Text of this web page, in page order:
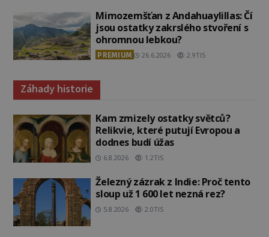
Mimozemšťan z Andahuaylillas: Čí
jsou ostatky zakrslého stvoření s
ohromnou lebkou?
PREMIUM 26.6.2026 2.9TIS
Záhady historie
Kam zmizely ostatky světců?
Relikvie, které putují Evropou a
dodnes budí úžas
6.8.2026 1.2TIS
Železný zázrak z Indie: Proč tento
sloup už 1 600 let nezná rez?
5.8.2026 2.0TIS